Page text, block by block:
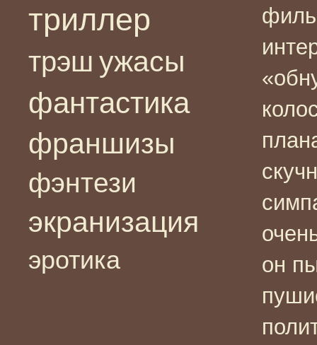
триллер
трэш ужасы
фантастика
франшизы
фэнтези
экранизация
эротика
он